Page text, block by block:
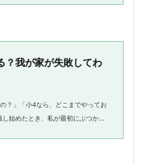
？我が家が失敗してわ
？」「小4なら、どこまでやってお
始めたとき、私が最初にぶつかっ